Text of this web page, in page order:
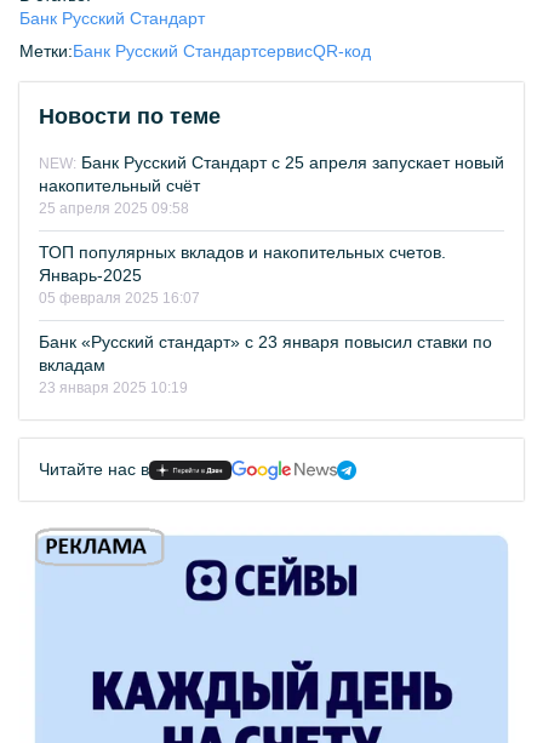
Банк Русский Стандарт
Метки:Банк Русский СтандартсервисQR-код
Новости по теме
NEW: Банк Русский Стандарт с 25 апреля запускает новый
накопительный счёт
25 апреля 2025 09:58
ТОП популярных вкладов и накопительных счетов.
Январь-2025
05 февраля 2025 16:07
Банк «Русский стандарт» с 23 января повысил ставки по
вкладам
23 января 2025 10:19
Читайте нас в